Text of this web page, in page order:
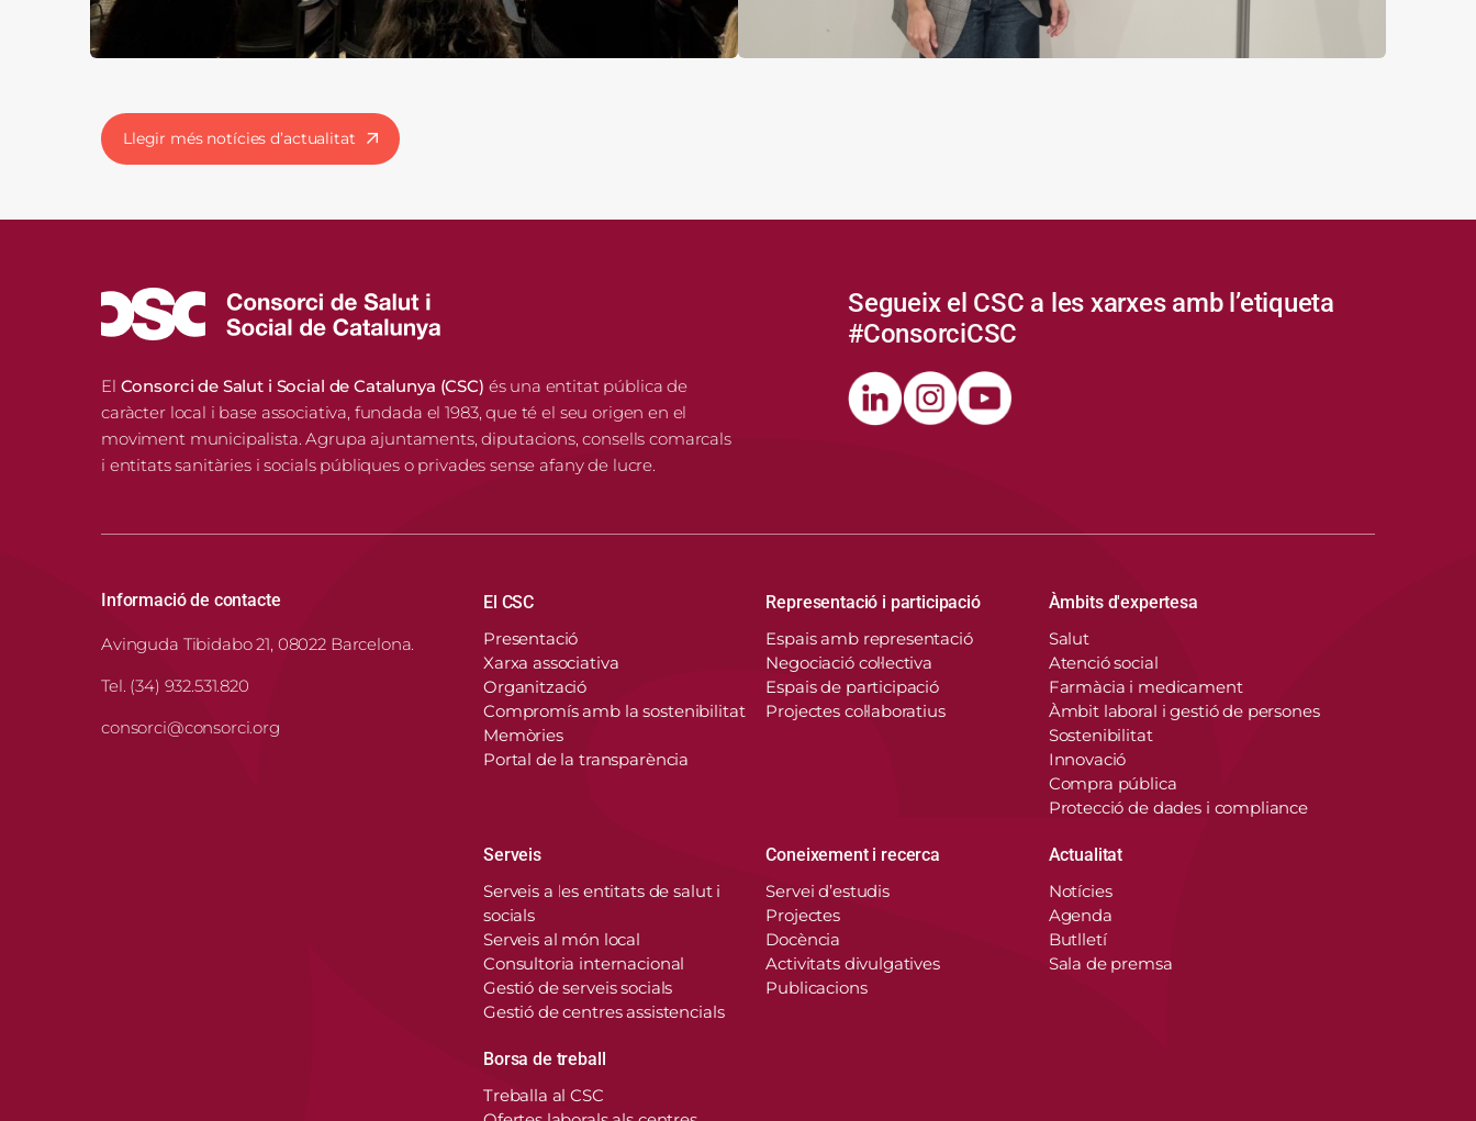
Llegir més notícies d’actualitat
El Consorci de Salut i Social de Catalunya (CSC) és una entitat pública de
caràcter local i base associativa, fundada el 1983, que té el seu origen en el
moviment municipalista. Agrupa ajuntaments, diputacions, consells comarcals
i entitats sanitàries i socials públiques o privades sense afany de lucre.
Segueix el CSC a les xarxes amb l’etiqueta
#ConsorciCSC
Informació de contacte
Avinguda Tibidabo 21, 08022 Barcelona.
Tel. (34) 932.531.820
consorci@consorci.org
Navegació principal
El CSC
Presentació
Xarxa associativa
Organització
Compromís amb la sostenibilitat
Memòries
Portal de la transparència
Representació i participació
Espais amb representació
Negociació col·lectiva
Espais de participació
Projectes col·laboratius
Àmbits d'expertesa
Salut
Atenció social
Farmàcia i medicament
Àmbit laboral i gestió de persones
Sostenibilitat
Innovació
Compra pública
Protecció de dades i compliance
Serveis
Serveis a les entitats de salut i
socials
Serveis al món local
Consultoria internacional
Gestió de serveis socials
Gestió de centres assistencials
Coneixement i recerca
Servei d’estudis
Projectes
Docència
Activitats divulgatives
Publicacions
Actualitat
Notícies
Agenda
Butlletí
Sala de premsa
Borsa de treball
Treballa al CSC